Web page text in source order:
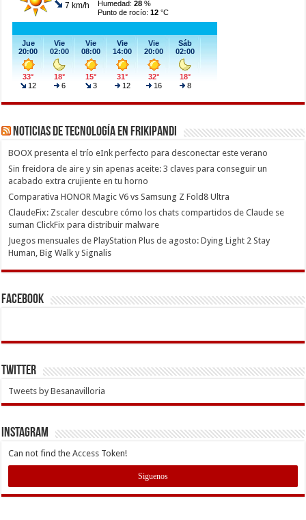
Noticias de Tecnología en Frikipandi
BOOX presenta el trío eInk perfecto para desconectar este verano
Sin freidora de aire y sin apenas aceite: 3 claves para conseguir un
acabado extra crujiente en tu horno
Comparativa HONOR Magic V6 vs Samsung Z Fold8 Ultra
ClaudeFix: Zscaler descubre cómo los chats compartidos de Claude se
suman ClickFix para distribuir malware
Juegos mensuales de PlayStation Plus de agosto: Dying Light 2 Stay
Human, Big Walk y Signalis
Facebook
Twitter
Tweets by Besanavilloria
INSTAGRAM
Can not find the Access Token!
Siguenos